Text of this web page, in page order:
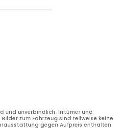
und unverbindlich. Irrtümer und
zum Fahrzeug sind teilweise keine
gegen Aufpreis enthalten.